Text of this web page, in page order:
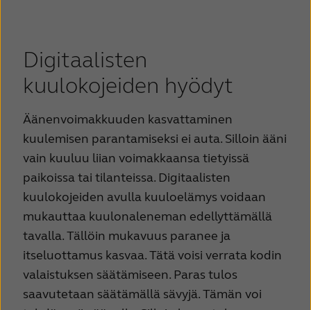
Digitaalisten
kuulokojeiden hyödyt
Äänenvoimakkuuden kasvattaminen
kuulemisen parantamiseksi ei auta. Silloin ääni
vain kuuluu liian voimakkaansa tietyissä
paikoissa tai tilanteissa. Digitaalisten
kuulokojeiden avulla kuuloelämys voidaan
mukauttaa kuulonaleneman edellyttämällä
tavalla. Tällöin mukavuus paranee ja
itseluottamus kasvaa. Tätä voisi verrata kodin
valaistuksen säätämiseen. Paras tulos
saavutetaan säätämällä sävyjä. Tämän voi